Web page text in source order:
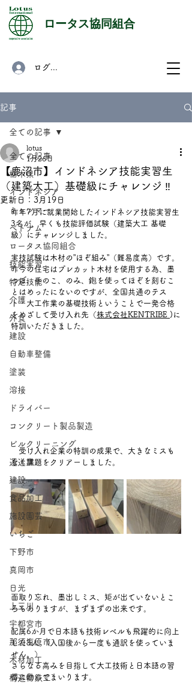
​ロータス協同組合
ログイン
記事
全ての記事
栃木県
インドネシア
ミャンマー
ベトナム
ロータス協同組合
技能実習
特定技能
介護
外食
建設
自動車整備
塗装
溶接
ドライバー
コンクリート製品製造
ビルクリーニング
運送業
建設
食品加工
施設園芸
いちご
下野市
真岡市
日光
上三川
宇都宮市
那須塩原市
木材加工
構造物鉄工
全ての記事
【鹿沼市】インドネシア技能実習生
（建築大工）基礎級にチャレンジ ‼
lotus
1月26日
更新日： 3月19日
昨年7月に就業開始したインドネシア技能実習生
3名が、早くも技能評価試験（建築大工 基礎
級）にチャレンジしました。
実技試験は木材の”ほぞ組み”（難易度高）です。
昨今の住宅はプレカット木材を使用する為、墨
つぼ、手のこ、のみ、鉋を使ってほぞを刻むこ
とはめったにないのですが、全国共通のテス
ト・大工作業の基礎技術ということで一発合格
をめざして受け入れ先（株式会社KENTRIBE )に
特訓いただきました。
受け入れ企業の特訓の成果で、大きなミスも
なく課題をクリアーしました。
面取り忘れ、墨出しミス、矩が出ていないとこ
ろもありますが、まずまずの出来です。
配属6か月で日本語も技術レベルも飛躍的に向上
した3人。(入国後から一度も通訳を使っていま
せん。）
さらなる高みを目指して大工技術と日本語の習
得に励んでまいります。